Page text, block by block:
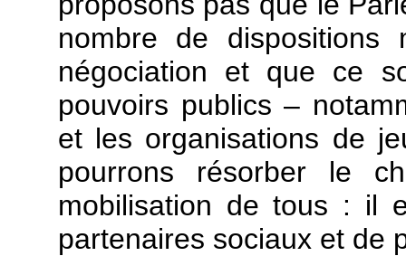
nombre de
négociation et que ce
pouvoirs publics –
et les organisations de
pourrons résorber le
mobilisation de tous : il
partenaires sociaux et de